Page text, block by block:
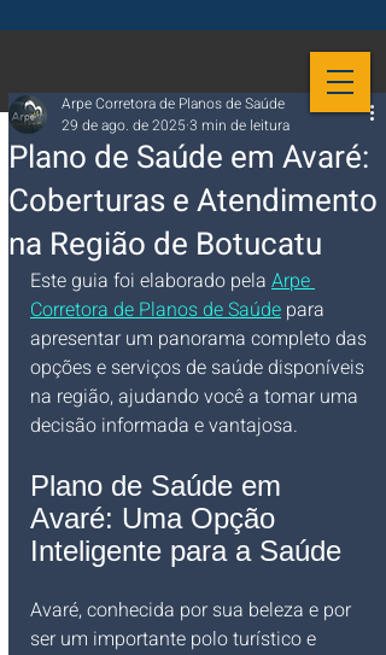
Plano de Saúde em Avaré:
Coberturas e Atendimento
na Região de Botucatu
Arpe Corretora de Planos de Saúde
29 de ago. de 2025 3 min de leitura
Este guia foi elaborado pela Arpe
Corretora de Planos de Saúde para
apresentar um panorama completo das
opções e serviços de saúde disponíveis
na região, ajudando você a tomar uma
decisão informada e vantajosa.
Plano de Saúde em
Avaré: Uma Opção
Inteligente para a Saúde
Avaré, conhecida por sua beleza e por
ser um importante polo turístico e